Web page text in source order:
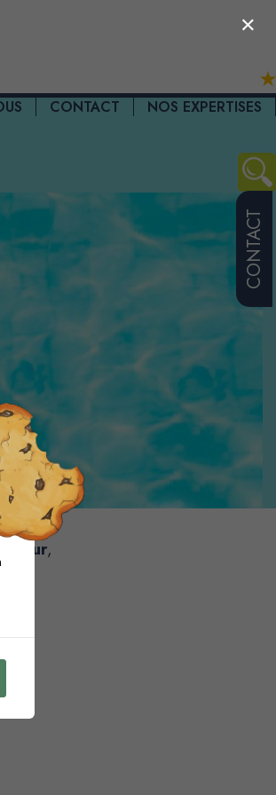
CONTACT
CONTACT NOS EXPERTISES
,
×